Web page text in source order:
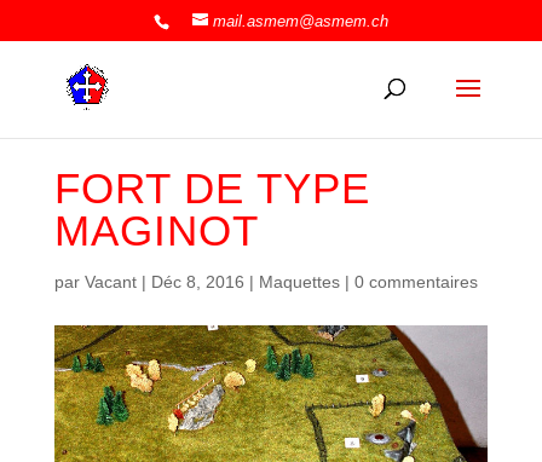
mail.asmem@asmem.ch
FORT DE TYPE
MAGINOT
par Vacant| Déc 8, 2016 | Maquettes| 0 commentaires